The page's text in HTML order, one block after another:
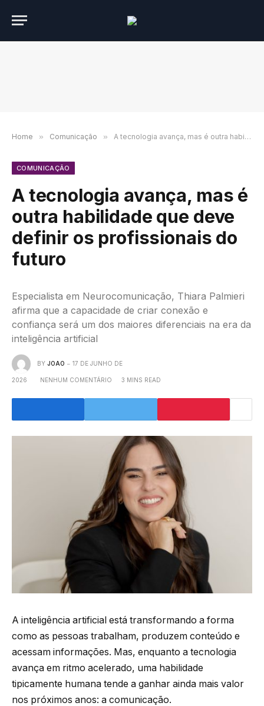
Home » Comunicação » A tecnologia avança, mas é outra habilidade que deve definir os profissionais do futuro
COMUNICAÇÃO
A tecnologia avança, mas é
outra habilidade que deve
definir os profissionais do
futuro
Especialista em Neurocomunicação, Thiara Palmieri
afirma que a capacidade de criar conexão e
confiança será um dos maiores diferenciais na era da
inteligência artificial
BY JOAO 17 DE JUNHO DE
2026 NENHUM COMENTÁRIO 3 MINS READ
A inteligência artificial está transformando a forma
como as pessoas trabalham, produzem conteúdo e
acessam informações. Mas, enquanto a tecnologia
avança em ritmo acelerado, uma habilidade
tipicamente humana tende a ganhar ainda mais valor
nos próximos anos: a comunicação.